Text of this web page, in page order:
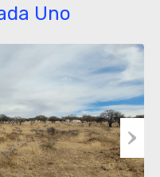
Uno
Next